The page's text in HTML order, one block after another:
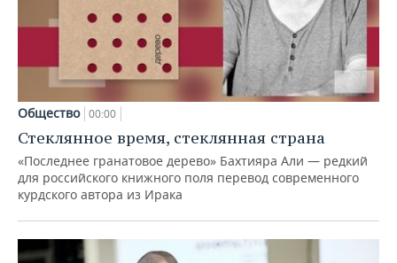
Общество 00:00
Стеклянное время, стеклянная страна
«Последнее гранатовое дерево» Бахтияра Али — редкий
для российского книжного поля перевод современного
курдского автора из Ирака